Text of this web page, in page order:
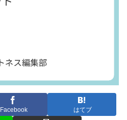
Facebook はてブ